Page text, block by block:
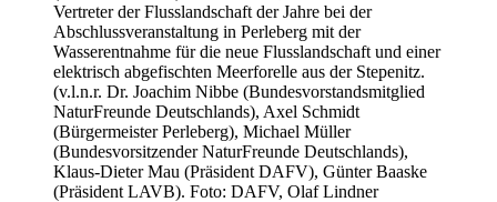
Vertreter der Flusslandschaft der Jahre bei der
Abschlussveranstaltung in Perleberg mit der
Wasserentnahme für die neue Flusslandschaft und einer
elektrisch abgefischten Meerforelle aus der Stepenitz.
(v.l.n.r. Dr. Joachim Nibbe (Bundesvorstandsmitglied
NaturFreunde Deutschlands), Axel Schmidt
(Bürgermeister Perleberg), Michael Müller
(Bundesvorsitzender NaturFreunde Deutschlands),
Klaus-Dieter Mau (Präsident DAFV), Günter Baaske
(Präsident LAVB). Foto: DAFV, Olaf Lindner